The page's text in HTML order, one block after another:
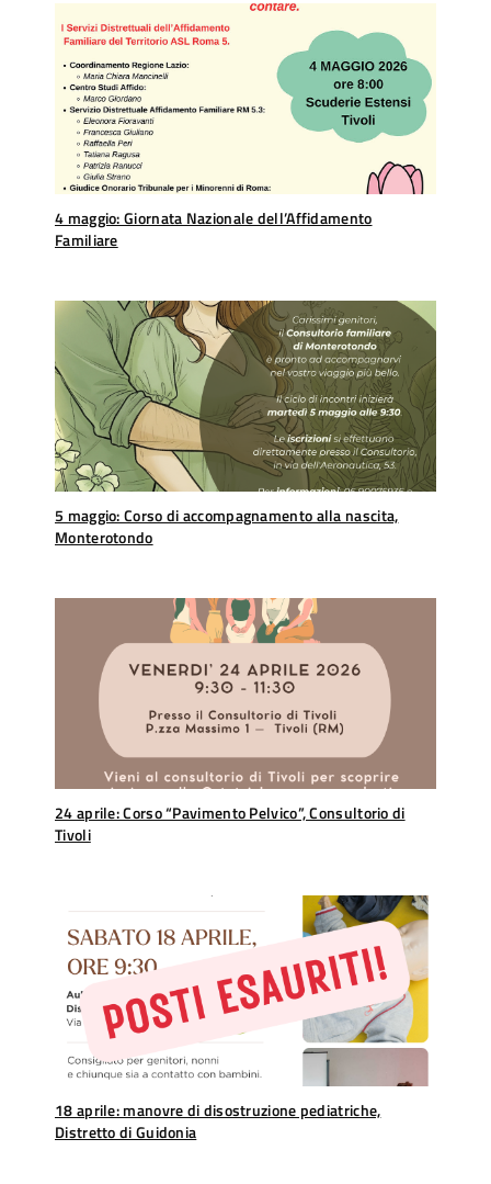
4 maggio: Giornata Nazionale dell’Affidamento
Familiare
5 maggio: Corso di accompagnamento alla nascita,
Monterotondo
24 aprile: Corso “Pavimento Pelvico”, Consultorio di
Tivoli
18 aprile: manovre di disostruzione pediatriche,
Distretto di Guidonia